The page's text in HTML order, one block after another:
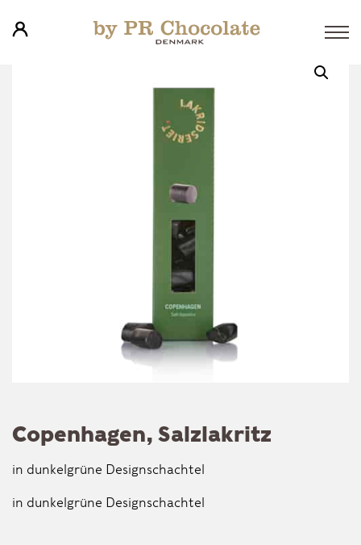
Copenhagen, Salzlakritz
in dunkelgrüne Designschachtel
in dunkelgrüne Designschachtel